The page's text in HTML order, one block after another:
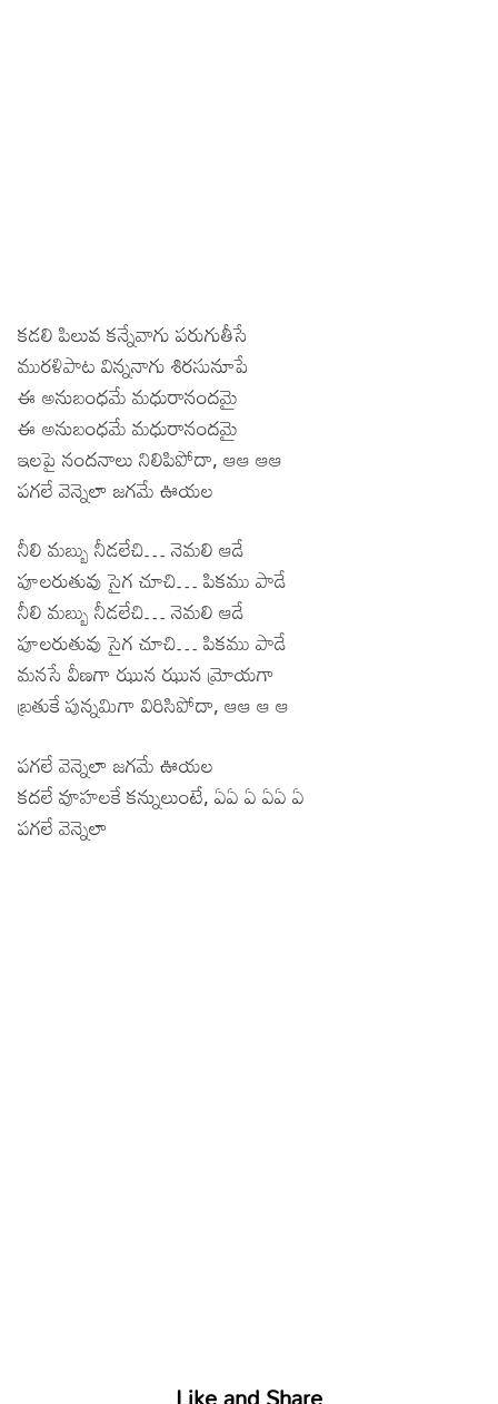
కడలి పిలువ కన్నేవాగు పరుగుతీసే
మురళిపాట విన్ననాగు శిరసునూపే
ఈ అనుబంధమే మధురానందమై
ఈ అనుబంధమే మధురానందమై
ఇలపై నందనాలు నిలిపిపోదా, ఆఆ ఆఆ
పగలే వెన్నెలా జగమే ఊయల
నీలి మబ్బు నీడలేచి… నెమలి ఆడే
పూలరుతువు సైగ చూచి… పికము పాడే
నీలి మబ్బు నీడలేచి… నెమలి ఆడే
పూలరుతువు సైగ చూచి… పికము పాడే
మనసే వీణగా ఝున ఝున మ్రోయగా
బ్రతుకే పున్నమిగా విరిసిపోదా, ఆఆ ఆ ఆ
పగలే వెన్నెలా జగమే ఊయల
కదలే వూహలకే కన్నులుంటే, ఏఏ ఏ ఏఏ ఏ
పగలే వెన్నెలా